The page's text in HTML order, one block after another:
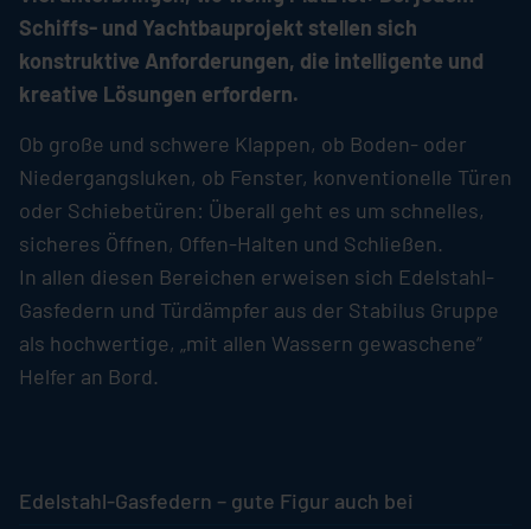
Schiffs- und Yachtbauprojekt stellen sich
konstruktive Anforderungen, die intelligente und
kreative Lösungen erfordern.
Ob große und schwere Klappen, ob Boden- oder
Niedergangsluken, ob Fenster, konventionelle Türen
oder Schiebetüren: Überall geht es um schnelles,
sicheres Öffnen, Offen-Halten und Schließen.
In allen diesen Bereichen erweisen sich Edelstahl-
Gasfedern und Türdämpfer aus der Stabilus Gruppe
als hochwertige, „mit allen Wassern gewaschene“
Helfer an Bord.
Edelstahl-Gasfedern – gute Figur auch bei rauer See